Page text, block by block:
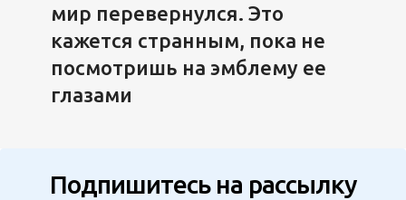
мир перевернулся. Это
кажется странным, пока не
посмотришь на эмблему ее
глазами
Подпишитесь на рассылку